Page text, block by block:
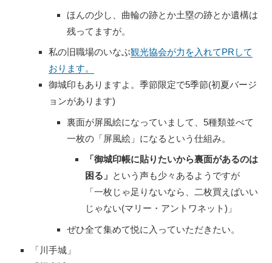
ほんの少し、曲輪の跡とか土塁の跡とか遺構は
残ってますが。
私の旧職場のいなぶ観光協会が力を入れてPRして
おります。
御城印もありますよ。季節限定で5季節(初夏バージ
ョンがあります)
裏面が屏風絵になっていまして、5種類並べて
一枚の「屏風絵」になるという仕組み。
「御城印帳に貼りたいから裏面があるのは
困る」 という声も少々あるようですが
「一枚じゃ足りないなら、二枚買えばいい
じゃない(マリー・アントワネット)」
ぜひ全て集めて悦に入っていただきたい。
「川手城」